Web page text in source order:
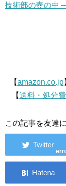
技術部の壺の中
【amazon.co.jp
【送料・処分
この記事を友達